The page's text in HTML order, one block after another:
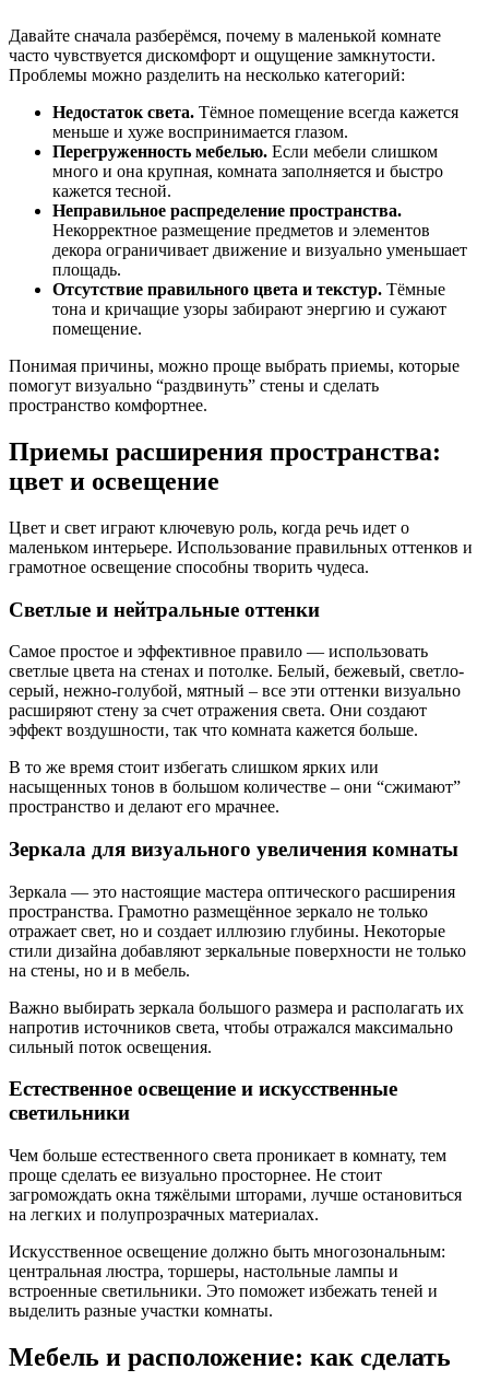
Давайте сначала разберёмся, почему в маленькой комнате
часто чувствуется дискомфорт и ощущение замкнутости.
Проблемы можно разделить на несколько категорий:
Недостаток света. Тёмное помещение всегда кажется
меньше и хуже воспринимается глазом.
Перегруженность мебелью. Если мебели слишком
много и она крупная, комната заполняется и быстро
кажется тесной.
Неправильное распределение пространства.
Некорректное размещение предметов и элементов
декора ограничивает движение и визуально уменьшает
площадь.
Отсутствие правильного цвета и текстур. Тёмные
тона и кричащие узоры забирают энергию и сужают
помещение.
Понимая причины, можно проще выбрать приемы, которые
помогут визуально “раздвинуть” стены и сделать
пространство комфортнее.
Приемы расширения пространства:
цвет и освещение
Цвет и свет играют ключевую роль, когда речь идет о
маленьком интерьере. Использование правильных оттенков и
грамотное освещение способны творить чудеса.
Светлые и нейтральные оттенки
Самое простое и эффективное правило — использовать
светлые цвета на стенах и потолке. Белый, бежевый, светло-
серый, нежно-голубой, мятный – все эти оттенки визуально
расширяют стену за счет отражения света. Они создают
эффект воздушности, так что комната кажется больше.
В то же время стоит избегать слишком ярких или
насыщенных тонов в большом количестве – они “сжимают”
пространство и делают его мрачнее.
Зеркала для визуального увеличения комнаты
Зеркала — это настоящие мастера оптического расширения
пространства. Грамотно размещённое зеркало не только
отражает свет, но и создает иллюзию глубины. Некоторые
стили дизайна добавляют зеркальные поверхности не только
на стены, но и в мебель.
Важно выбирать зеркала большого размера и располагать их
напротив источников света, чтобы отражался максимально
сильный поток освещения.
Естественное освещение и искусственные
светильники
Чем больше естественного света проникает в комнату, тем
проще сделать ее визуально просторнее. Не стоит
загромождать окна тяжёлыми шторами, лучше остановиться
на легких и полупрозрачных материалах.
Искусственное освещение должно быть многозональным:
центральная люстра, торшеры, настольные лампы и
встроенные светильники. Это поможет избежать теней и
выделить разные участки комнаты.
Мебель и расположение: как сделать